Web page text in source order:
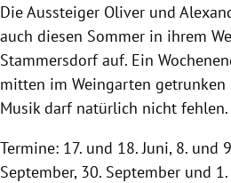
Die Aussteiger Oliver und
auch diesen Sommer in ihrem
Stammersdorfauf. Ein
mitten im Weingarten
Musik darf natürlich nicht fehlen.
Termine: 17. und 18. Juni, 8. und
September, 30. September und